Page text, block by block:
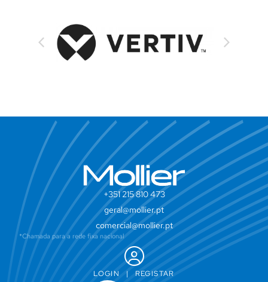
+351 215 810 473
geral@mollier.pt
comercial@mollier.pt
*Chamada para a rede fixa nacional
LOGIN | REGISTAR